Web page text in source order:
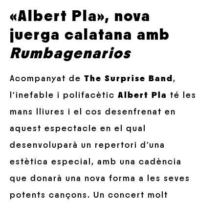
«Albert Pla», nova
juerga calatana amb
Rumbagenarios
Acompanyat de The Surprise Band ,
l’inefable i polifacètic Albert Pla té les
mans lliures i el cos desenfrenat en
aquest espectacle en el qual
desenvoluparà un repertori d’una
estètica especial, amb una cadència
que donarà una nova forma a les seves
potents cançons. Un concert molt